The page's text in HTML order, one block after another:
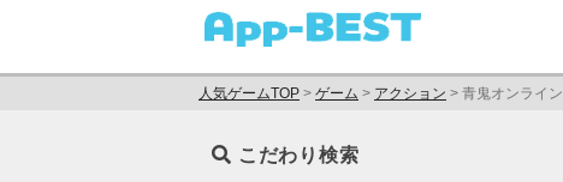
人気ゲームTOP > ゲーム > アクション > 青鬼オンライン
こだわり検索